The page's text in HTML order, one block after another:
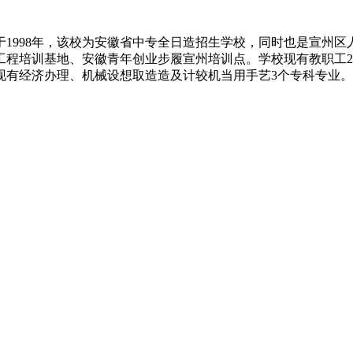
年，该校为安徽省中专全日造招生学校，同时也是宣州
培训基地、安徽青年创业步履宣州培训点。学校现有教职
经济办理、机械设想取造造及计较机当用手艺3个专科专业